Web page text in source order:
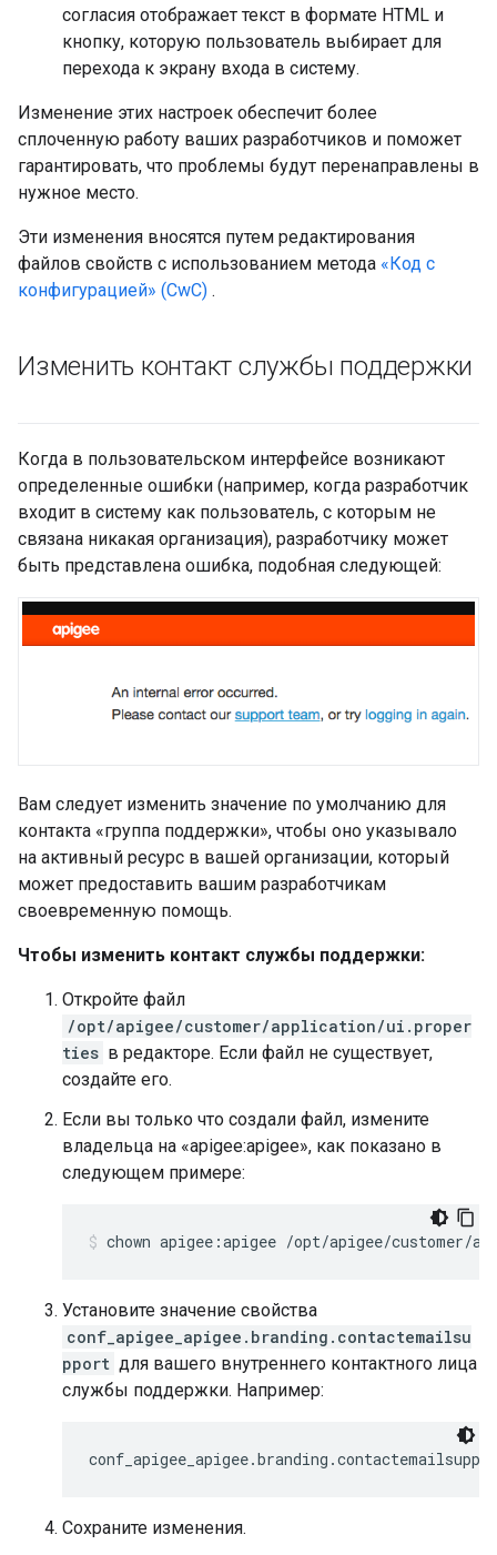
согласия отображает текст в формате HTML и
кнопку, которую пользователь выбирает для
перехода к экрану входа в систему.
Изменение этих настроек обеспечит более
сплоченную работу ваших разработчиков и поможет
гарантировать, что проблемы будут перенаправлены в
нужное место.
Эти изменения вносятся путем редактирования
файлов свойств с использованием метода «Код с
конфигурацией» (CwC) .
Изменить контакт службы поддержки
Когда в пользовательском интерфейсе возникают
определенные ошибки (например, когда разработчик
входит в систему как пользователь, с которым не
связана никакая организация), разработчику может
быть представлена ​​ошибка, подобная следующей:
Вам следует изменить значение по умолчанию для
контакта «группа поддержки», чтобы оно указывало
на активный ресурс в вашей организации, который
может предоставить вашим разработчикам
своевременную помощь.
Чтобы изменить контакт службы поддержки:
Откройте файл
/opt/apigee/customer/application/ui.proper
ties в редакторе. Если файл не существует,
создайте его.
Если вы только что создали файл, измените
владельца на «apigee:apigee», как показано в
следующем примере:
chown apigee:apigee /opt/apigee/customer/
Установите значение свойства
conf_apigee_apigee.branding.contactemailsu
pport для вашего внутреннего контактного лица
службы поддержки. Например:
Сохраните изменения.